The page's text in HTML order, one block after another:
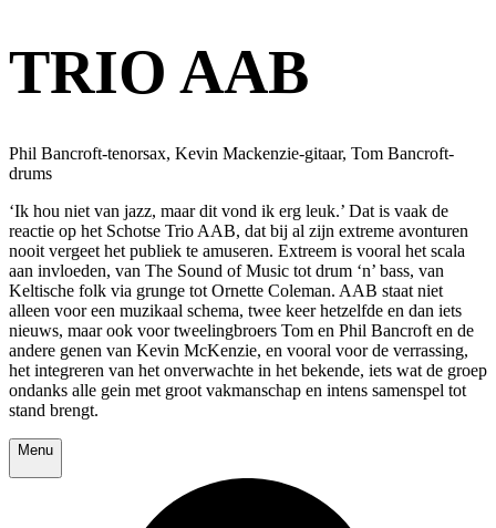
TRIO AAB
Phil Bancroft-tenorsax, Kevin Mackenzie-gitaar, Tom Bancroft-
drums
‘Ik hou niet van jazz, maar dit vond ik erg leuk.’ Dat is vaak de
reactie op het Schotse Trio AAB, dat bij al zijn extreme avonturen
nooit vergeet het publiek te amuseren. Extreem is vooral het scala
aan invloeden, van The Sound of Music tot drum ‘n’ bass, van
Keltische folk via grunge tot Ornette Coleman. AAB staat niet
alleen voor een muzikaal schema, twee keer hetzelfde en dan iets
nieuws, maar ook voor tweelingbroers Tom en Phil Bancroft en de
andere genen van Kevin McKenzie, en vooral voor de verrassing,
het integreren van het onverwachte in het bekende, iets wat de groep
ondanks alle gein met groot vakmanschap en intens samenspel tot
stand brengt.
Menu